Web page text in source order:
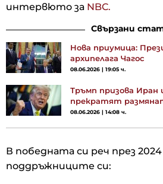
интервюто за NBC.
Свързани
Нова приумица:
архипелага Чагос
08.06.2026 | 19:05 ч.
Тръмп призова Иран
прекратят
08.06.2026 | 14:08 ч.
В победната си реч през
поддръжниците си: